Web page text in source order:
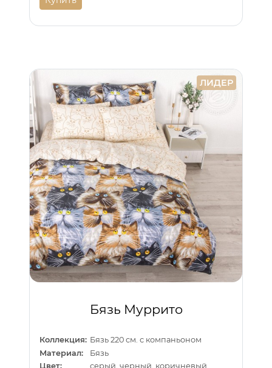
ЛИДЕР
Бязь Муррито
Коллекция: Бязь 220 см. с компаньоном
Материал:
Бязь
Цвет:
серый, черный, коричневый